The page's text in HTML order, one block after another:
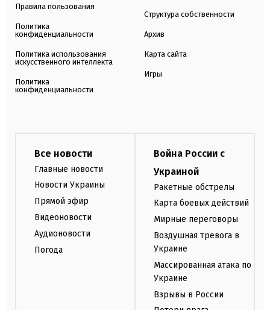
Правила пользования
Политика
конфиденциальности
Политика использования
искусственного интеллекта
Политика
конфиденциальности
Структура собственности
Архив
Карта сайта
Игры
Все новости
Главные новости
Новости Украины
Прямой эфир
Видеоновости
Аудионовости
Погода
Война России с
Украиной
Ракетные обстрелы
Карта боевых действий
Мирные переговоры
Воздушная тревога в
Украине
Массированная атака по
Украине
Взрывы в России